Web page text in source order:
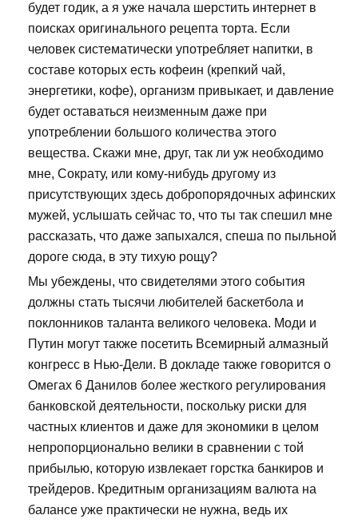
будет годик, а я уже начала шерстить интернет в
поисках оригинального рецепта торта. Если
человек систематически употребляет напитки, в
составе которых есть кофеин (крепкий чай,
энергетики, кофе), организм привыкает, и давление
будет оставаться неизменным даже при
употреблении большого количества этого
вещества. Скажи мне, друг, так ли уж необходимо
мне, Сократу, или кому-нибудь другому из
присутствующих здесь добропорядочных афинских
мужей, услышать сейчас то, что ты так спешил мне
рассказать, что даже запыхался, спеша по пыльной
дороге сюда, в эту тихую рощу?
Мы убеждены, что свидетелями этого события
должны стать тысячи любителей баскетбола и
поклонников таланта великого человека. Моди и
Путин могут также посетить Всемирный алмазный
конгресс в Нью-Дели. В докладе также говорится о
Омегах 6 Данилов более жесткого регулирования
банковской деятельности, поскольку риски для
частных клиентов и даже для экономики в целом
непропорционально велики в сравнении с той
прибылью, которую извлекает горстка банкиров и
трейдеров. Кредитным организациям валюта на
балансе уже практически не нужна, ведь их